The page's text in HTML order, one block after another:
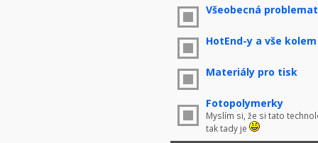
Všeobecná
HotEnd-y a vše kolem
Materiály pro tisk
Fotopolymerky
Myslím si, že si tato
tak tady je